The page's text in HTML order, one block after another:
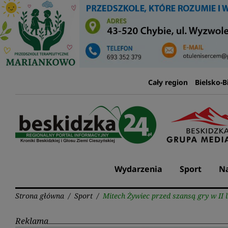
Przejdź
do
treści
Cały region Bielsko-
Wydarzenia Sport
Strona główna / Sport / Mitech Żywiec przed szansą gry w II
Reklama